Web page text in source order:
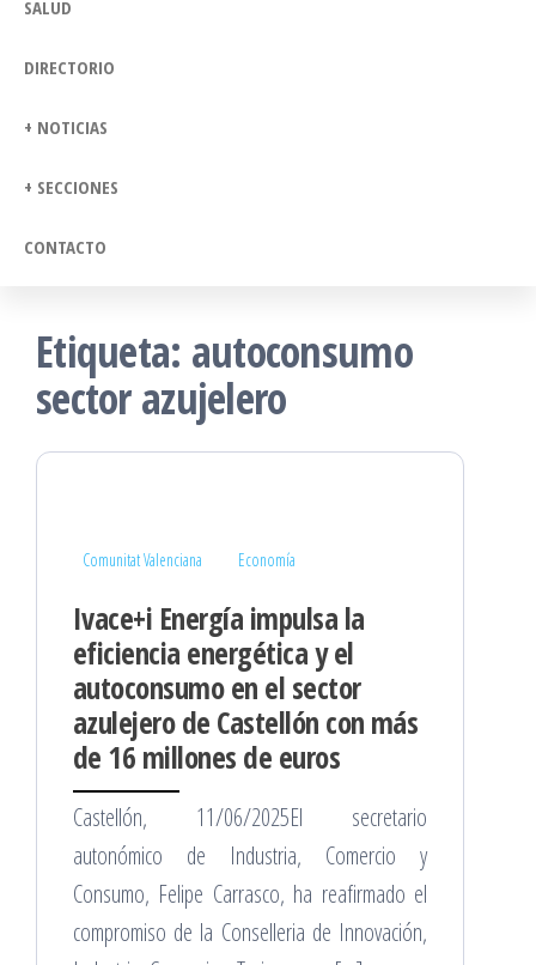
SALUD
DIRECTORIO
+ NOTICIAS
+ SECCIONES
CONTACTO
Etiqueta: autoconsumo
sector azujelero
Comunitat Valenciana Economía
Ivace+i Energía impulsa la
eficiencia energética y el
autoconsumo en el sector
azulejero de Castellón con más
de 16 millones de euros
Castellón, 11/06/2025El secretario
autonómico de Industria, Comercio y
Consumo, Felipe Carrasco, ha reafirmado el
compromiso de la Conselleria de Innovación,